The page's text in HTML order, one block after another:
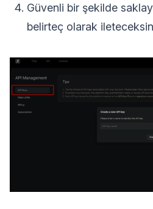
Güvenli bir şekilde
belirteç olarak